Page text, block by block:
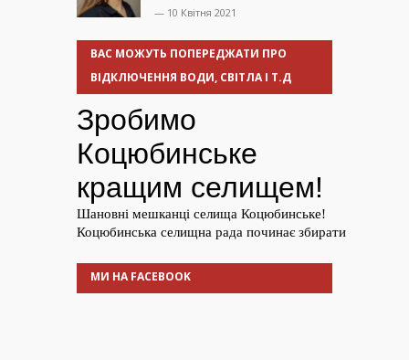
— 10 Квітня 2021
ВАС МОЖУТЬ ПОПЕРЕДЖАТИ ПРО
ВІДКЛЮЧЕННЯ ВОДИ, СВІТЛА І Т.Д
МИ НА FACEBOOK